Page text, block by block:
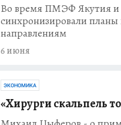
Во время ПМЭФ Якутия и
синхронизировали
направлениям
6 июня
ЭКОНОМИКА
«Хирурги скальпель